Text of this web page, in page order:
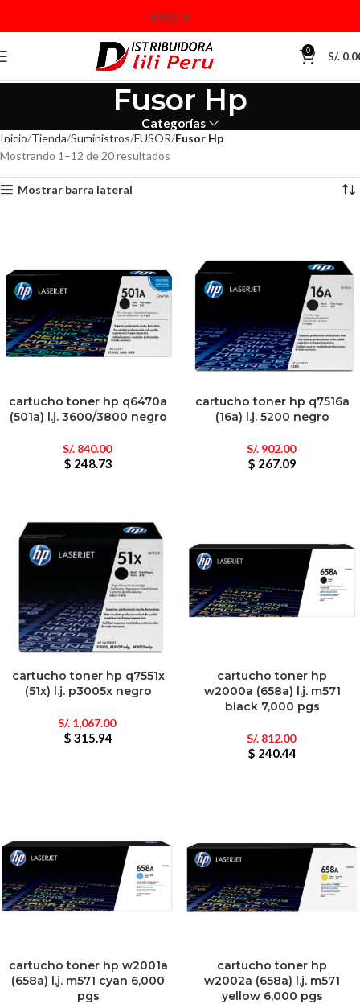
0 S/.
Fusor Hp
Categorías
Inicio Tienda Suministros FUSOR Fusor Hp
Mostrando 1–12 de 20 resultados
Mostrar barra lateral
cartucho toner hp q6470a
(501a) l.j. 3600/3800 negro
S/.840.00
$ 248.73
cartucho toner hp q7516a
(16a) l.j. 5200 negro
S/.902.00
$ 267.09
cartucho toner hp q7551x
(51x) l.j. p3005x negro
S/. 1,067.00
$ 315.94
cartucho toner hp
w2000a (658a) l.j. m571
black 7,000 pgs
S/.812.00
$ 240.44
cartucho toner hp w2001a
(658a) l.j. m571 cyan 6,000
pgs
cartucho toner hp
w2002a (658a) l.j. m571
yellow 6,000 pgs